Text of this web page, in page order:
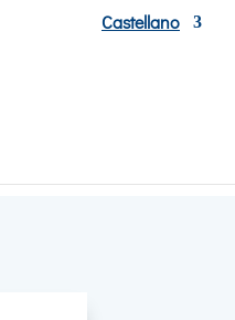
Castellano